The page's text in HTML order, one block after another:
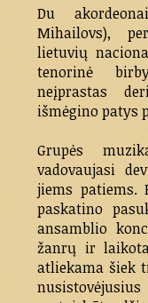
Du
Mihailovs),
lietuvių
tenorinė
neįprastas
išmėgino patys
Grupės
vadovaujasi
jiems patiems.
paskatino
ansamblio
žanrų ir
atliekama šiek